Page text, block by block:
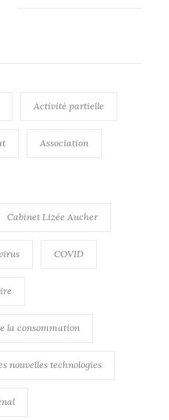
Activité partielle
Association
Cabinet Lizée Aucher
COVID
la consommation
nouvelles technologies